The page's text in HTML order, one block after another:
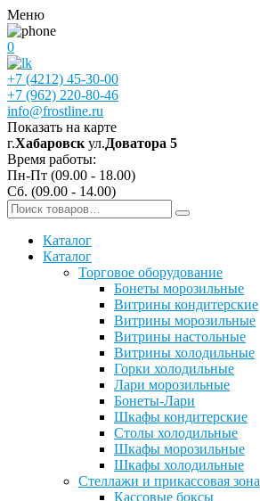
Меню
0
+7 (4212) 45-30-00
+7 (962) 220-80-46
info@frostline.ru
Показать на карте
г.Хабаровск ул.Доватора 5
Время работы:
Пн-Пт (09.00 - 18.00)
Сб. (09.00 - 14.00)
Каталог
Каталог
Торговое оборудование
Бонеты морозильные
Витрины кондитерские
Витрины морозильные
Витрины настольные
Витрины холодильные
Горки холодильные
Лари морозильные
Бонеты-Лари
Шкафы кондитерские
Столы холодильные
Шкафы морозильные
Шкафы холодильные
Стеллажи и прикассовая зона
Кассовые боксы